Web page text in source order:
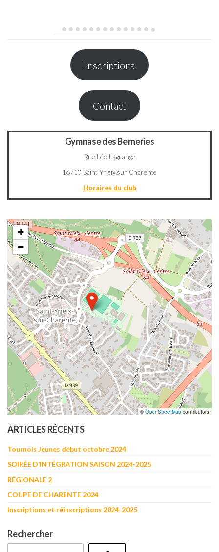
Inscriptions
Contact
Gymnase des Berneries
Rue Léo Lagrange
16710 Saint Yrieix sur Charente
Horaires du club
+
−
©OpenStreetMap contributors
ARTICLES RÉCENTS
Tournois Jeunes début octobre 2024
SOIRÉE D’INTÉGRATION SAISON 2024-2025
RÉGIONALE 2
COUPE DE CHARENTE 2024
Inscriptions et réinscriptions 2024-2025
Rechercher